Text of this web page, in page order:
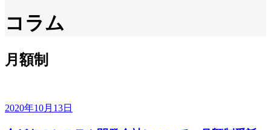
コラム
月額制
2020年10月13日